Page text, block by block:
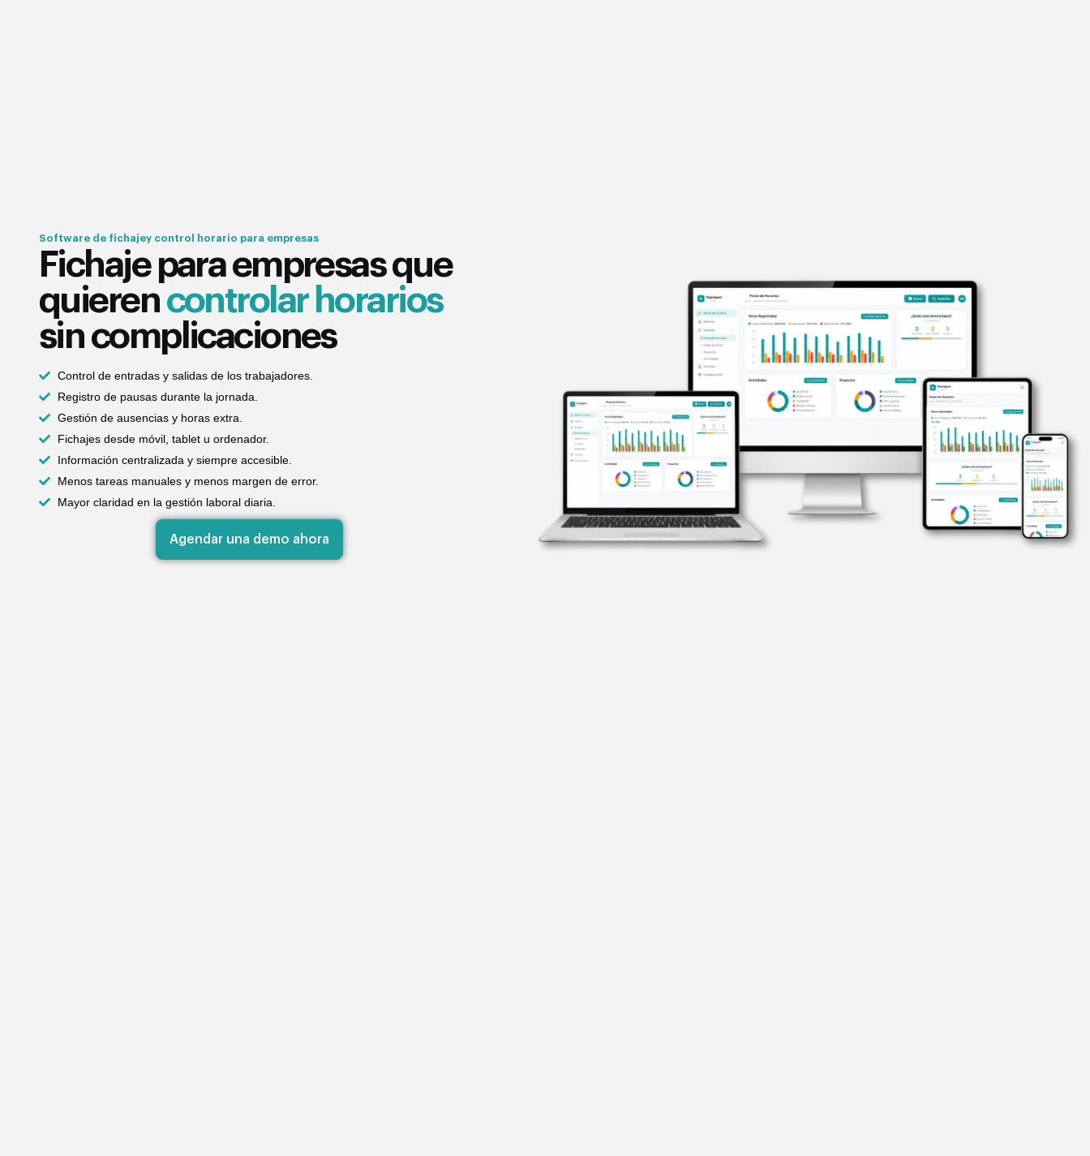
Software de fichajey control horario para empresas
Fichaje para empresas que
quieren controlar horarios
sin complicaciones
Control de entradas y salidas de los trabajadores.
Registro de pausas durante la jornada.
Gestión de ausencias y horas extra.
Fichajes desde móvil, tablet u ordenador.
Información centralizada y siempre accesible.
Menos tareas manuales y menos margen de error.
Mayor claridad en la gestión laboral diaria.
Agendar una demo ahora